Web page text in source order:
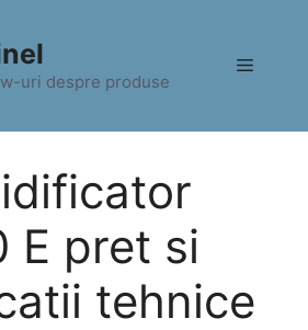
uri despre produse
Meniu
E pret si
tehnice